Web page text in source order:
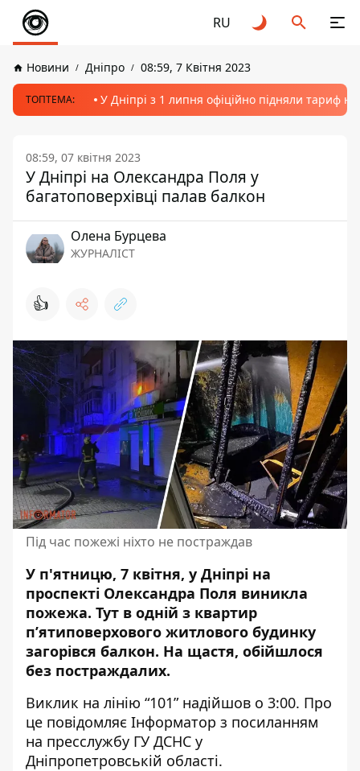
RU
Новини Дніпро 08:59, 7 Квітня 2023
ТОПТЕМА: У Дніпрі з 1 липня офіційно підняли тариф
08:59, 07 квітня 2023
У Дніпрі на Олександра Поля у
багатоповерхівці палав балкон
Олена Бурцева
ЖУРНАЛІСТ
👍
Під час пожежі ніхто не постраждав
У п'ятницю, 7 квітня, у Дніпрі на
проспекті Олександра Поля виникла
пожежа. Тут в одній з квартир
п’ятиповерхового житлового будинку
загорівся балкон. На щастя, обійшлося
без постраждалих.
Виклик на лінію “101” надійшов о 3:00. Про
це повідомляє Інформатор з посиланням
на пресслужбу ГУ ДСНС у
Дніпропетровській області.